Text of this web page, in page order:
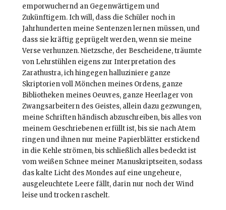
emporwuchernd an Gegenwärtigem und
Zukünftigem. Ich will, dass die Schüler noch in
Jahrhunderten meine Sentenzen lernen müssen, und
dass sie kräftig geprügelt werden, wenn sie meine
Verse verhunzen. Nietzsche, der Bescheidene, träumte
von Lehrstühlen eigens zur Interpretation des
Zarathustra, ich hingegen halluziniere ganze
Skriptorien voll Mönchen meines Ordens, ganze
Bibliotheken meines Oeuvres, ganze Heerlager von
Zwangsarbeitern des Geistes, allein dazu gezwungen,
meine Schriften händisch abzuschreiben, bis alles von
meinem Geschriebenen erfüllt ist, bis sie nach Atem
ringen und ihnen nur meine Papierblätter erstickend
in die Kehle strömen, bis schließlich alles bedeckt ist
vom weißen Schnee meiner Manuskriptseiten, sodass
das kalte Licht des Mondes auf eine ungeheure,
ausgeleuchtete Leere fällt, darin nur noch der Wind
leise und trocken raschelt.